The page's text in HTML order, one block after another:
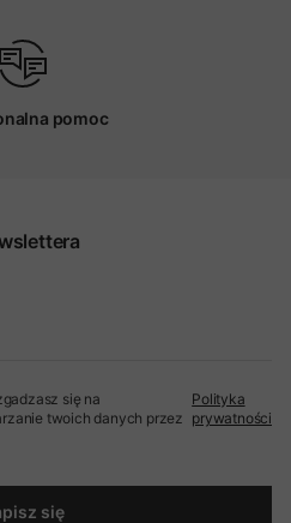
pomoc
się na
twoich danych przez
Polityka
prywatności
się